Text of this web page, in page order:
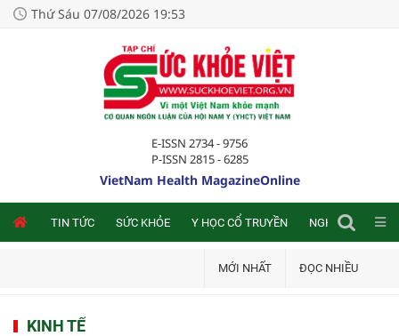
Thứ Sáu 07/08/2026 19:53
E-ISSN 2734 - 9756
P-ISSN 2815 - 6285
VietNam Health MagazineOnline
TIN TỨC SỨC KHỎE Y HỌC CỔ TRUYỀN NGHIÊN CỨU
MỚI NHẤT ĐỌC NHIỀU
KINH TẾ